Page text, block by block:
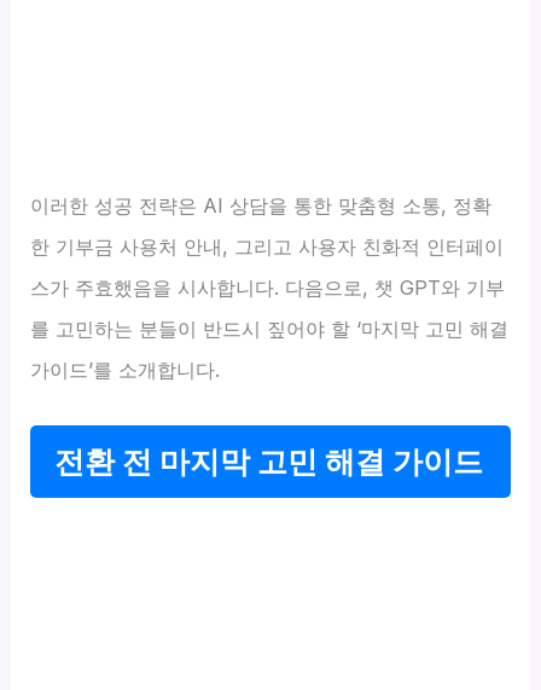
이러한 성공 전략은 AI 상담을 통한 맞춤형 소통, 정확
한 기부금 사용처 안내, 그리고 사용자 친화적 인터페이
스가 주효했음을 시사합니다. 다음으로, 챗 GPT와 기부
를 고민하는 분들이 반드시 짚어야 할 ‘마지막 고민 해결
가이드’를 소개합니다.
전환 전 마지막 고민 해결 가이드